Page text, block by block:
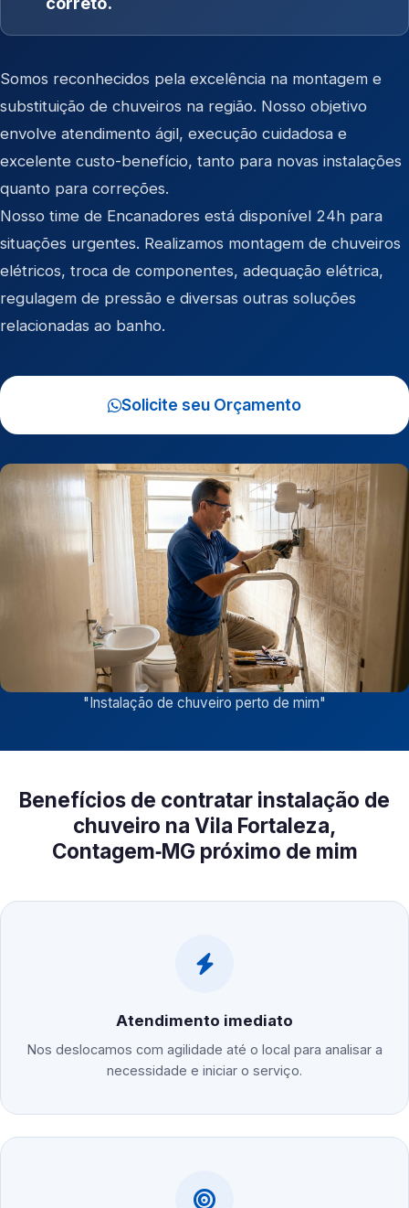
Somos reconhecidos pela excelência na montagem e
substituição de chuveiros na região. Nosso objetivo
envolve atendimento ágil, execução cuidadosa e
excelente custo-benefício, tanto para novas instalações
quanto para correções.
Nosso time de Encanadores está disponível 24h para
situações urgentes. Realizamos montagem de chuveiros
elétricos, troca de componentes, adequação elétrica,
regulagem de pressão e diversas outras soluções
relacionadas ao banho.
Solicite seu Orçamento
"Instalação de chuveiro perto de mim"
Benefícios de contratar instalação de
chuveiro na Vila Fortaleza,
Contagem‑MG próximo de mim
Atendimento imediato
Nos deslocamos com agilidade até o local para analisar a
necessidade e iniciar o serviço.